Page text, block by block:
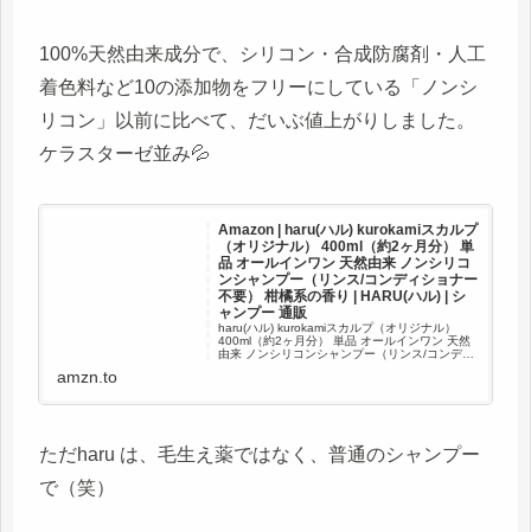
100%天然由来成分で、シリコン・合成防腐剤・人工
着色料など10の添加物をフリーにしている「ノンシ
リコン」以前に比べて、だいぶ値上がりしました。
ケラスターゼ並み💦
Amazon | haru(ハル) kurokamiスカルプ
（オリジナル） 400ml（約2ヶ月分） 単
品 オールインワン 天然由来 ノンシリコ
ンシャンプー（リンス/コンディショナー
不要） 柑橘系の香り | HARU(ハル) | シ
ャンプー 通販
haru(ハル) kurokamiスカルプ（オリジナル）
400ml（約2ヶ月分） 単品 オールインワン 天然
由来 ノンシリコンシャンプー（リンス/コンディ
amzn.to
ただharu は、毛生え薬ではなく、普通のシャンプー
で（笑）